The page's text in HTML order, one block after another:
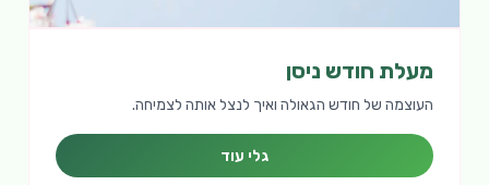
מעלת חודש ניסן
העוצמה של חודש הגאולה ואיך לנצל אותה לצמיחה.
גלי עוד